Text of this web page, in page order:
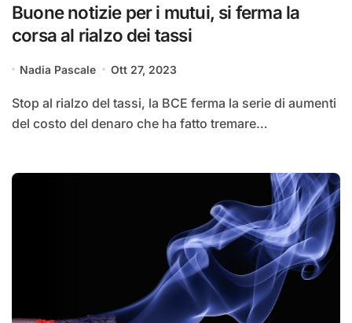
Buone notizie per i mutui, si ferma la
corsa al rialzo dei tassi
Nadia Pascale Ott 27, 2023
Stop al rialzo del tassi, la BCE ferma la serie di aumenti
del costo del denaro che ha fatto tremare…